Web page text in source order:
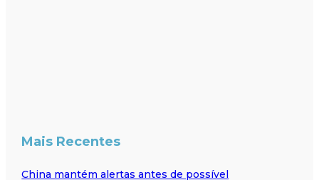
Mais Recentes
China mantém alertas antes de possível